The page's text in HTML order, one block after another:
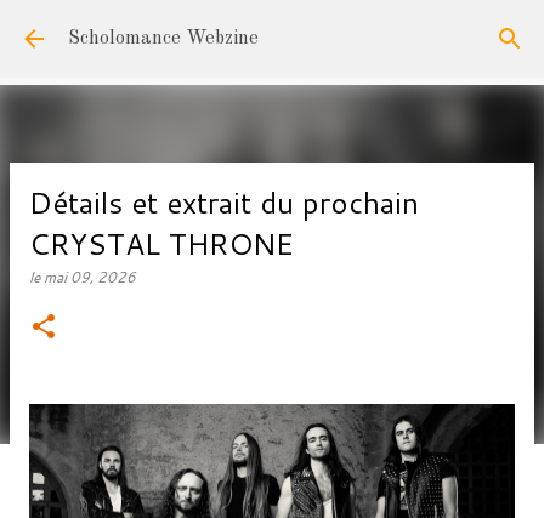
Accéder au contenu principal
Scholomance Webzine
Détails et extrait du prochain
CRYSTAL THRONE
lemai 09, 2026